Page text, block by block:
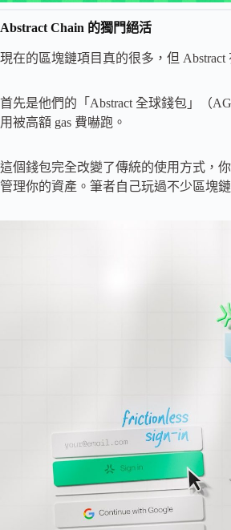
Abstract Chain 的獨門絕活
現在的區塊鏈項目真的很多，但
首先是他們的「Abstract 全球錢包」（
用被高額 gas 費嚇跑。
這個錢包完全改變了傳統的使用方式，
管理你的資產。筆者自己玩過不少區塊